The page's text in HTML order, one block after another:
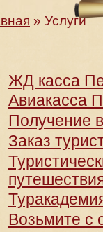
» Услуги
ЖД касса
Авиакасса
Получение
Заказ
Возьмите с